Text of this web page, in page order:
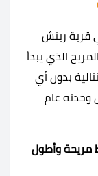
قرية ريتش
الذي يبدأ
بدون أي
وحدته عام
مريحة وأطول